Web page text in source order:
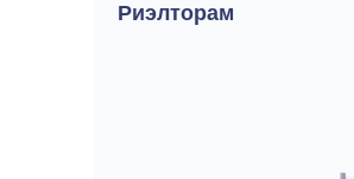
Риэлторам